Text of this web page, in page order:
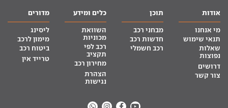
אודות
מי אנחנו
תנאי שימוש
שאלות
נפוצות
דרושים
צור קשר
תוכן
מבחני רכב
חדשות רכב
רכב חשמלי
כלים ומידע
השוואת
מכוניות
רכב לפי
תקציב
מחירון רכב
הצהרת
נגישות
מדורים
ליסינג
מימון לרכב
ביטוח רכב
טרייד אין